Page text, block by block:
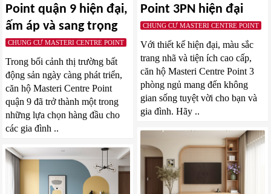
Point quận 9 hiện đại,
ấm áp và sang trọng
CHUNG CƯ MASTERI CENTRE POINT
Trong bối cảnh thị trường bất
động sản ngày càng phát triển,
căn hộ Masteri Centre Point
quận 9 đã trở thành một trong
những lựa chọn hàng đầu cho
các gia đình ..
Point 3PN hiện đại
CHUNG CƯ MASTERI CENTRE POINT
Với thiết kế hiện đại, màu sắc
trang nhã và tiện ích cao cấp,
căn hộ Masteri Centre Point 3
phòng ngủ mang đến không
gian sống tuyệt vời cho bạn và
gia đình. Hãy ..